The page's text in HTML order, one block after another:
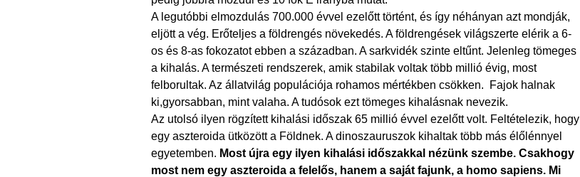
A legutóbbi elmozdulás 700.000 évvel ezelőtt történt, és így néhányan azt mondják,
eljött a vég. Erőteljes a földrengés növekedés. A földrengések világszerte elérik a 6-
os és 8-as fokozatot ebben a században. A sarkvidék szinte eltűnt. Jelenleg tömeges
a kihalás. A természeti rendszerek, amik stabilak voltak több millió évig, most
felborultak. Az állatvilág populációja rohamos mértékben csökken. Fajok halnak
ki,gyorsabban, mint valaha. A tudósok ezt tömeges kihalásnak nevezik.
Az utolsó ilyen rögzített kihalási időszak 65 millió évvel ezelőtt volt. Feltételezik, hogy
egy aszteroida ütközött a Földnek. A dinoszauruszok kihaltak több más élőlénnyel
egyetemben. Most újra egy ilyen kihalási időszakkal nézünk szembe. Csakhogy
most nem egy aszteroida a felelős, hanem a saját fajunk, a homo sapiens. Mi